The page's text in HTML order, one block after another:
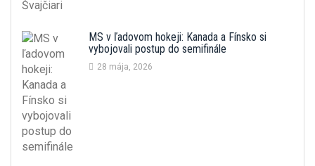
MS v ľadovom hokeji: Kanada a Fínsko si
vybojovali postup do semifinále
28 mája, 2026